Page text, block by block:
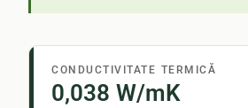
CONDUCTIVITATE TERMICĂ
0,038 W/mK